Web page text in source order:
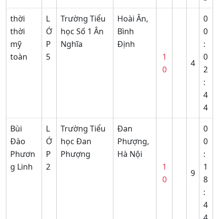
thời
thời
mỹ
toàn
L
Ớ
P
5
Trường Tiểu
học Số 1 Ân
Nghĩa
Hoài Ân,
Bình
Định
1
0
4
0
0
:
0
2
:
4
4
Bùi
Đào
Phươn
g Linh
L
Ớ
P
2
Trường Tiểu
học Đan
Phượng
Đan
Phượng,
Hà Nội
1
0
9
0
0
:
1
8
:
4